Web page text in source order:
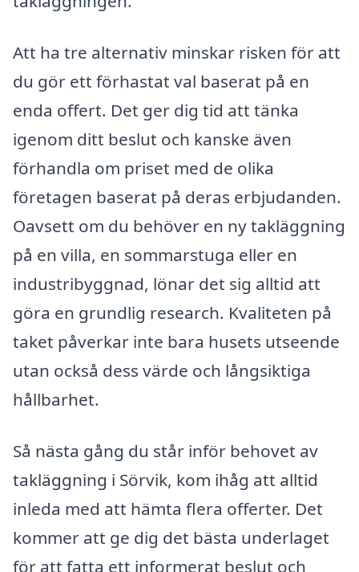
Att ha tre alternativ minskar risken för att
du gör ett förhastat val baserat på en
enda offert. Det ger dig tid att tänka
igenom ditt beslut och kanske även
förhandla om priset med de olika
företagen baserat på deras erbjudanden.
Oavsett om du behöver en ny takläggning
på en villa, en sommarstuga eller en
industribyggnad, lönar det sig alltid att
göra en grundlig research. Kvaliteten på
taket påverkar inte bara husets utseende
utan också dess värde och långsiktiga
hållbarhet.
Så nästa gång du står inför behovet av
takläggning i Sörvik, kom ihåg att alltid
inleda med att hämta flera offerter. Det
kommer att ge dig det bästa underlaget
för att fatta ett informerat beslut och